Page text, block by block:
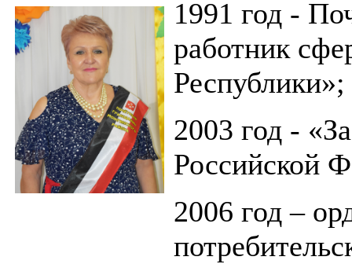
1991 год -
работник
Республики»;
2003 год -
Российской
2006 год –